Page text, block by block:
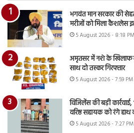
भगवंत मान सरकार की
मरीजों को मिला कैशलेस
5 August 2026 - 8:18 PM
अमृतसर में नशे के खिलाफ
साथ दो तस्कर गिरफ्तार
5 August 2026 - 7:59 PM
विजिलेंस की बड़ी
वरिष्ठ सहायक को रंगे हाथ
5 August 2026 - 7:27 PM